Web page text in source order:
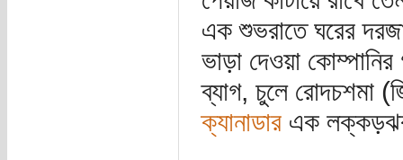
এক শুভরাতে ঘরের
ভাড়া দেওয়া কোম্পানির
ব্যাগ, চুলে রোদচশমা
ক্যানাডারএক